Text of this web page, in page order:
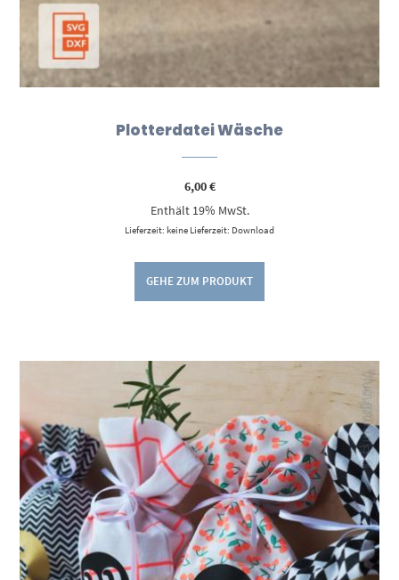
Plotterdatei Wäsche
6,00€
Enthält 19% MwSt.
Lieferzeit: keine Lieferzeit: Download
GEHE ZUM PRODUKT